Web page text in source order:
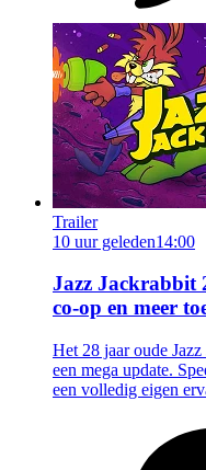
Trailer
10 uur geleden14:00
Jazz Jackrabbit
co-op en meer
Het 28 jaar oude
een mega update.
een volledig eigen